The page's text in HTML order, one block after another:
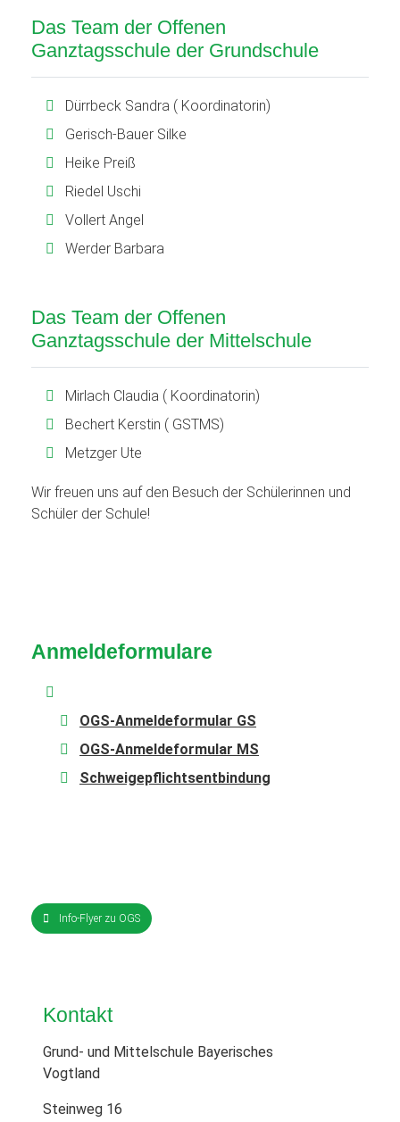
Das Team der Offenen
Ganztagsschule der Grundschule
Dürrbeck Sandra ( Koordinatorin)
Gerisch-Bauer Silke
Heike Preiß
Riedel Uschi
Vollert Angel
Werder Barbara
Das Team der Offenen
Ganztagsschule der Mittelschule
Mirlach Claudia ( Koordinatorin)
Bechert Kerstin ( GSTMS)
Metzger Ute
Wir freuen uns auf den Besuch der Schülerinnen und
Schüler der Schule!
Anmeldeformulare
OGS-Anmeldeformular GS
OGS-Anmeldeformular MS
Schweigepflichtsentbindung
Info-Flyer zu OGS
Kontakt
Grund- und Mittelschule Bayerisches
Vogtland
Steinweg 16